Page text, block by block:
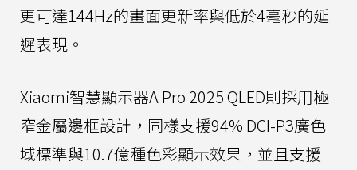
更可達144Hz的畫面更新率與低於4毫秒的延
遲表現。
Xiaomi智慧顯示器A Pro 2025 QLED則採用極
窄金屬邊框設計，同樣支援94% DCI-P3廣色
域標準與10.7億種色彩顯示效果，並且支援